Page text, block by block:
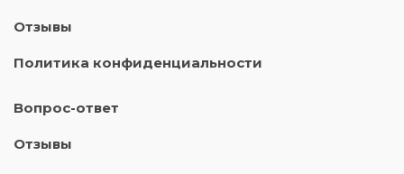
Отзывы
Политика конфиденциальности
Вопрос-ответ
Отзывы